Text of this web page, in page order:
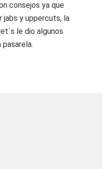
consejos ya que
jabs y uppercuts, la
le dio algunos